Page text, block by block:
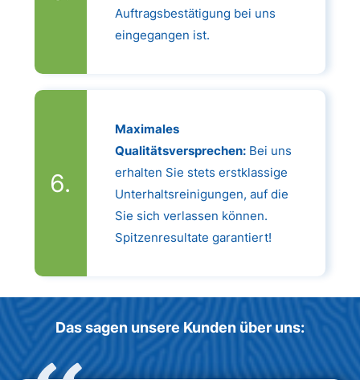
Auftragsbestätigung bei uns
eingegangen ist.
Maximales
Qualitätsversprechen:Bei uns
erhalten Sie stets erstklassige
Unterhaltsreinigungen, auf die
Sie sich verlassen können.
Spitzenresultate garantiert!
Das sagen unsere Kunden über uns: